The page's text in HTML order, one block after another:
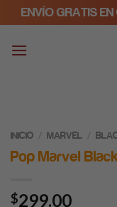
to
content
ENVÍO GRATIS
INICIO / MARVEL /
Pop Marvel
$299.00